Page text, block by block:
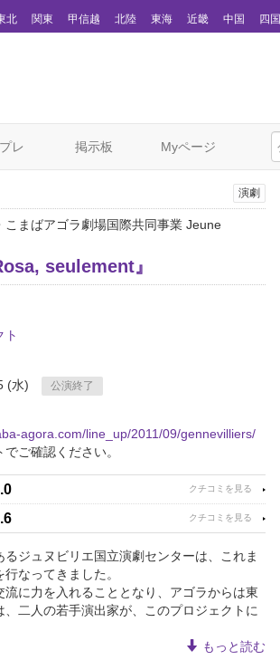
北 関東 甲信越 北陸 東海 近畿 中国 四国
レ 掲示板 Myページ
演劇
まばアゴラ劇場国際共同事業 Jeune
seulement』
ト
(水)
公演終了
agora.com/line_up/2011/09/gennevilliers/
ご確認ください。
ジュヌビリエ国立演劇センターは、これま
なってきました。
に力を入れることとなり、アゴラからは東
二人の若手演出家が、このプロジェクトに
もっと読む